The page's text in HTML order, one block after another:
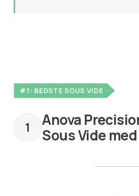
#1: BEDSTE SOUS VIDE
Anova
Sous Vide med